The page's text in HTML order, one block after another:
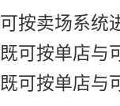
可按卖场系统
既可按单店与
既可按单店与